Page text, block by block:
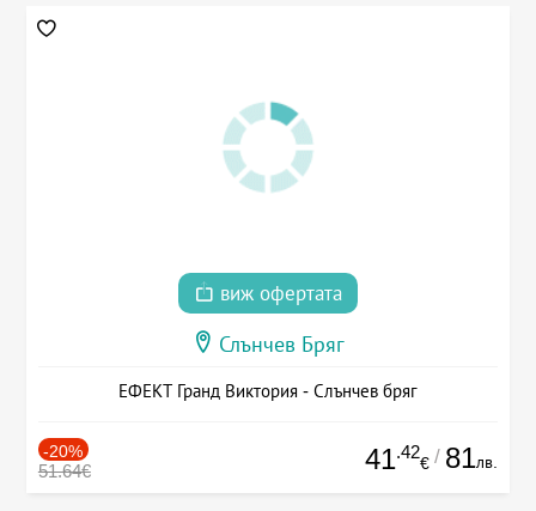
виж офертата
Слънчев Бряг
ЕФЕКТ Гранд Виктория - Слънчев бряг
-20%
51.64€ 41.42
€ / 81лв.